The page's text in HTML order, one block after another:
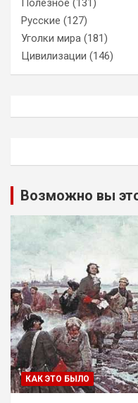
Полезное (131)
Русские (127)
Уголки мира (181)
Цивилизации (146)
Возможно вы
КАК ЭТО БЫЛО